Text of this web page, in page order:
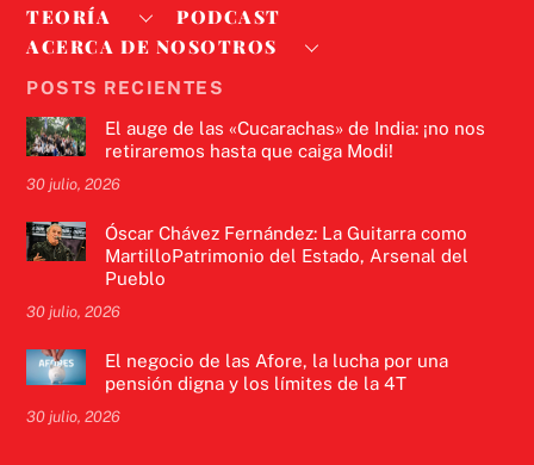
TEORÍA
PODCAST
ACERCA DE NOSOTROS
POSTS RECIENTES
El auge de las «Cucarachas» de India: ¡no nos
retiraremos hasta que caiga Modi!
30 julio, 2026
Óscar Chávez Fernández: La Guitarra como
MartilloPatrimonio del Estado, Arsenal del
Pueblo
30 julio, 2026
El negocio de las Afore, la lucha por una
pensión digna y los límites de la 4T
30 julio, 2026